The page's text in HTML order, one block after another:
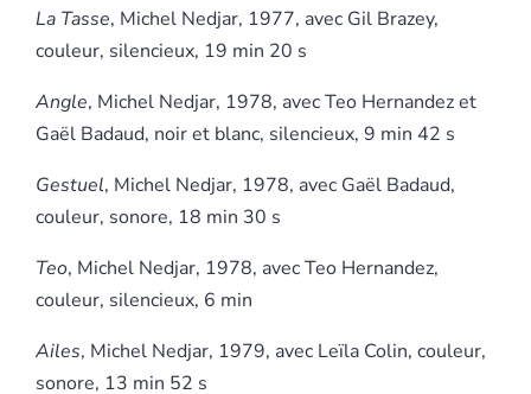
La Tasse, Michel Nedjar, 1977, avec Gil Brazey,
couleur, silencieux, 19 min 20 s
Angle, Michel Nedjar, 1978, avec Teo Hernandez et
Gaël Badaud, noir et blanc, silencieux, 9 min 42 s
Gestuel, Michel Nedjar, 1978, avec Gaël Badaud,
couleur, sonore, 18 min 30 s
Teo, Michel Nedjar, 1978, avec Teo Hernandez,
couleur, silencieux, 6 min
Ailes, Michel Nedjar, 1979, avec Leïla Colin, couleur,
sonore, 13 min 52 s